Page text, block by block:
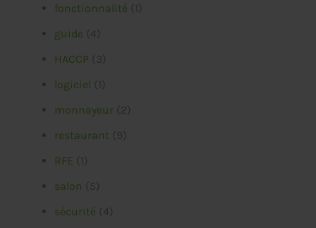
fonctionnalité (1)
guide (4)
HACCP (3)
logiciel (1)
monnayeur (2)
restaurant (9)
RFE (1)
salon (5)
sécurité (4)